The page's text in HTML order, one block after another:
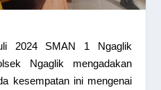
2024 SMAN 1 Ngaglik
Ngaglik mengadakan
kesempatan ini mengenai